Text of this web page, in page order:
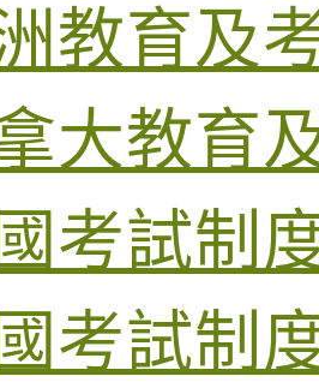
教育及
大教育
考試制
考試制